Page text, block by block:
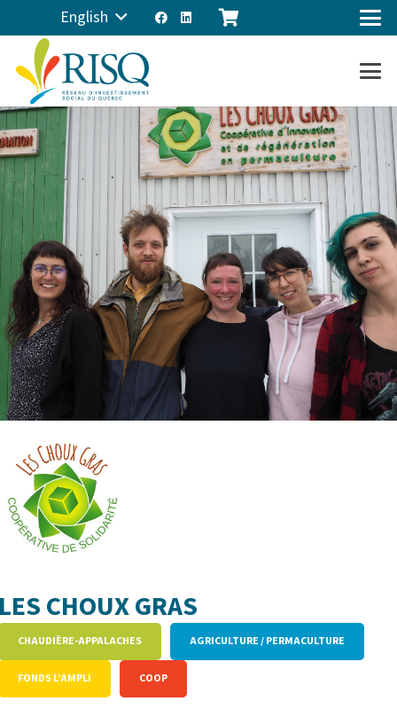
English
CHOUX GRAS
CHAUDIÈRE-APPALACHES AGRICULTURE / PERMACULTURE
FONDS L’AMPLI COOP